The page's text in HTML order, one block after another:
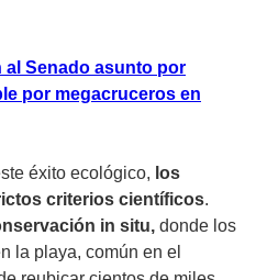
al Senado asunto por
por megacruceros en
éxito ecológico, los
criterios científicos.
in situ, donde los
la playa, común en el